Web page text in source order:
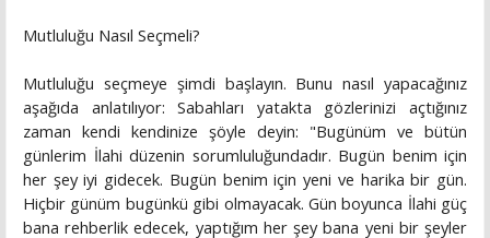
Mutluluğu Nasıl Seçmeli?
Mutluluğu seçmeye şimdi başlayın. Bunu nasıl yapacağınız
aşağıda anlatılıyor: Sabahları yatakta gözlerinizi açtığınız
zaman kendi kendinize şöyle deyin: "Bugünüm ve bütün
günlerim İlahi düzenin sorumluluğundadır. Bugün benim için
her şey iyi gidecek. Bugün benim için yeni ve harika bir gün.
Hiçbir günüm bugünkü gibi olmayacak. Gün boyunca İlahi güç
bana rehberlik edecek, yaptığım her şey bana yeni bir şeyler